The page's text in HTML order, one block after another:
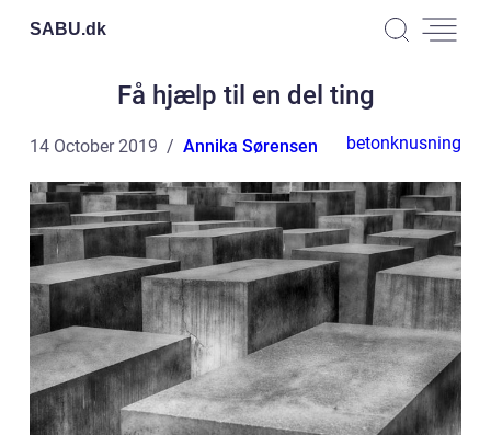
SABU.dk
Få hjælp til en del ting
14 October 2019 Annika Sørensen betonknusning